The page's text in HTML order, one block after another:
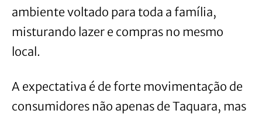
ambiente voltado para toda a família,
misturando lazer e compras no mesmo
local.
A expectativa é de forte movimentação de
consumidores não apenas de Taquara, mas